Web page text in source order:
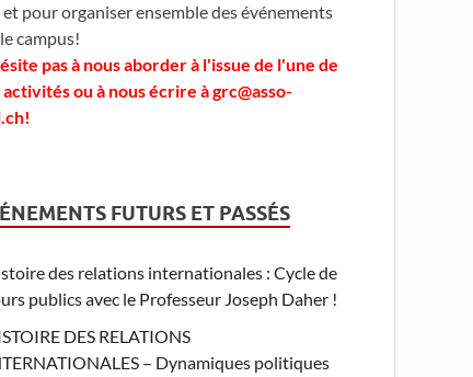
et pour organiser ensemble des événements
campus!
pas à nous aborder à l'issue de l'une de
activités ou à nous écrire à grc@asso-
FUTURS ET PASSÉS
des relations internationales : Cycle de
publics avec le Professeur Joseph Daher !
DES RELATIONS
– Dynamiques politiques